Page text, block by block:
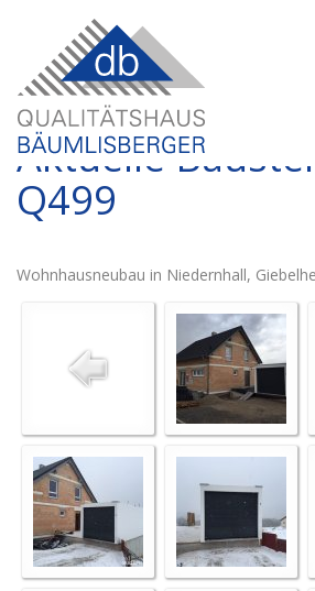
Aktuelle
Q499
Wohnhausneubau in Niedernhall,